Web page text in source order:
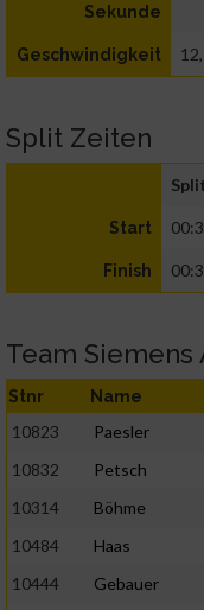
Sekunde
Geschwindigkeit
Split Zeiten
Start
Finish
Team
Stnr Name
10823 Paesler
10832
Petsch
10314
Böhme
10484
Haas
10444
Gebauer